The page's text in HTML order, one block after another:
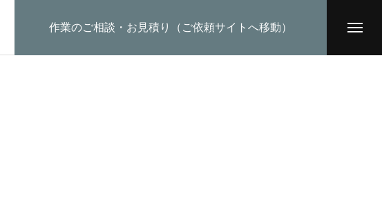
作業のご相談・お見積り（ご依頼サイトへ移動）